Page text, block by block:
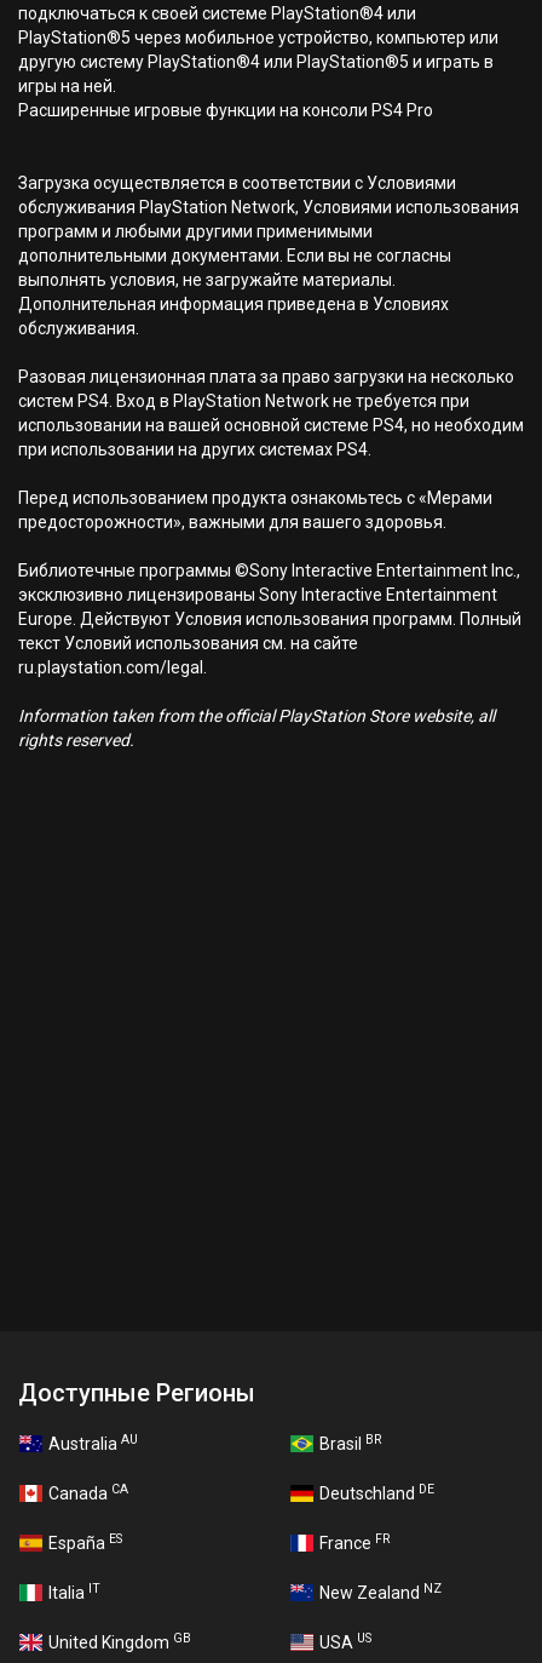
подключаться к своей системе PlayStation®4 или
PlayStation®5 через мобильное устройство, компьютер или
другую систему PlayStation®4 или PlayStation®5 и играть в
игры на ней.
Расширенные игровые функции на консоли PS4 Pro
Загрузка осуществляется в соответствии с Условиями
обслуживания PlayStation Network, Условиями использования
программ и любыми другими применимыми
дополнительными документами. Если вы не согласны
выполнять условия, не загружайте материалы.
Дополнительная информация приведена в Условиях
обслуживания.
Разовая лицензионная плата за право загрузки на несколько
систем PS4. Вход в PlayStation Network не требуется при
использовании на вашей основной системе PS4, но необходим
при использовании на других системах PS4.
Перед использованием продукта ознакомьтесь с «Мерами
предосторожности», важными для вашего здоровья.
Библиотечные программы ©Sony Interactive Entertainment Inc.,
эксклюзивно лицензированы Sony Interactive Entertainment
Europe. Действуют Условия использования программ. Полный
текст Условий использования см. на сайте
ru.playstation.com/legal.
Information taken from the official PlayStation Store website, all
rights reserved.
Доступные Регионы
Australia AU Brasil BR
Canada CA Deutschland DE
España ES France FR
Italia IT New Zealand NZ
United Kingdom GB USA US